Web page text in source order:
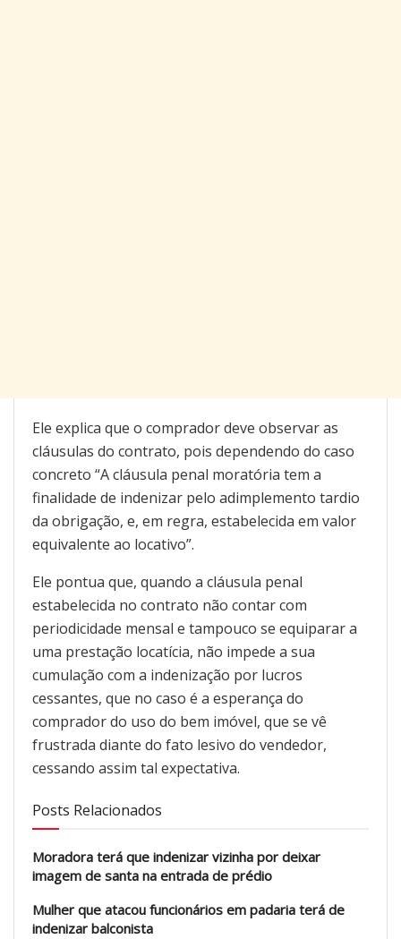
Ele explica que o comprador deve observar as
cláusulas do contrato, pois dependendo do caso
concreto “A cláusula penal moratória tem a
finalidade de indenizar pelo adimplemento tardio
da obrigação, e, em regra, estabelecida em valor
equivalente ao locativo”.
Ele pontua que, quando a cláusula penal
estabelecida no contrato não contar com
periodicidade mensal e tampouco se equiparar a
uma prestação locatícia, não impede a sua
cumulação com a indenização por lucros
cessantes, que no caso é a esperança do
comprador do uso do bem imóvel, que se vê
frustrada diante do fato lesivo do vendedor,
cessando assim tal expectativa.
Posts Relacionados
Moradora terá que indenizar vizinha por deixar
imagem de santa na entrada de prédio
Mulher que atacou funcionários em padaria terá de
indenizar balconista